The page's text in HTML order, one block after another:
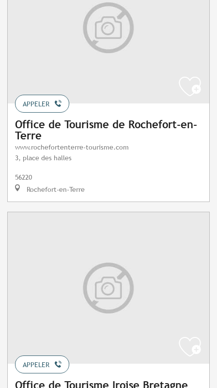
APPELER
Office de Tourisme de Rochefort-en-
Terre
www.rochefortenterre-tourisme.com
3, place des halles
56220
Rochefort-en-Terre
APPELER
Office de Tourisme Iroise Bretagne